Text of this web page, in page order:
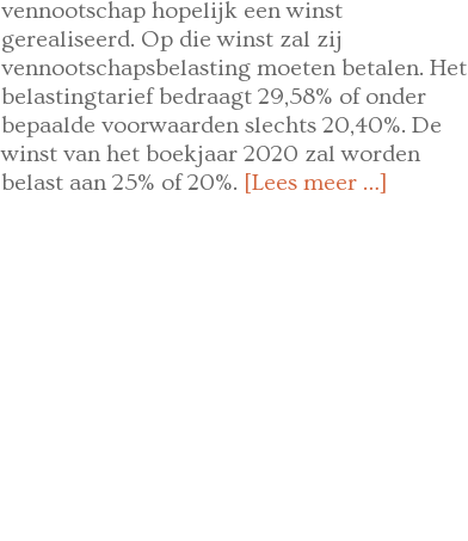
vennootschap hopelijk een winst
gerealiseerd. Op die winst zal zij
vennootschapsbelasting moeten betalen. Het
belastingtarief bedraagt 29,58% of onder
bepaalde voorwaarden slechts 20,40%. De
winst van het boekjaar 2020 zal worden
belast aan 25% of 20%. [Lees meer …]